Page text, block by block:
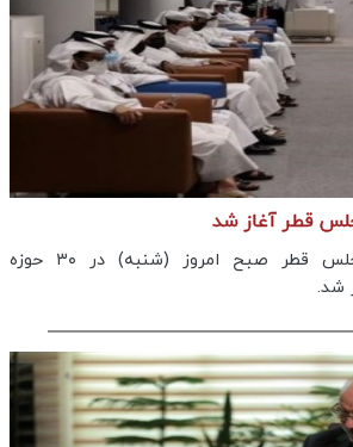
قطر آغاز شد
نخستین انتخابات مجلس قطر صبح امروز (شنبه) در ۳۰ حوزه
شد.